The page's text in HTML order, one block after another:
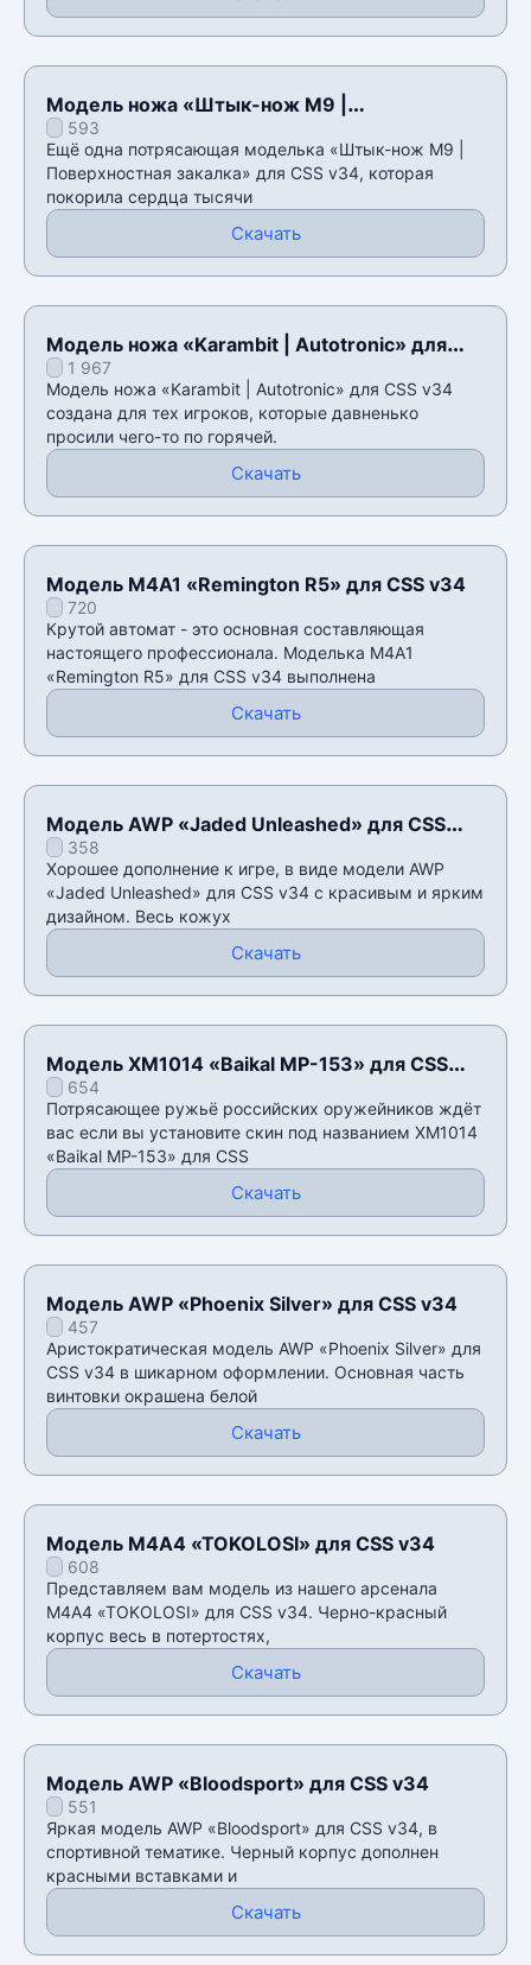
Модель ножа «Штык-нож M9 |
Поверхностная закалка» для CSS v34
593
Ещё одна потрясающая моделька «Штык-нож M9 |
Поверхностная закалка» для CSS v34, которая
покорила сердца тысячи
Скачать
Модель ножа «Karambit | Autotronic» для
CSS v34
1 967
Модель ножа «Karambit | Autotronic» для CSS v34
создана для тех игроков, которые давненько
просили чего-то по горячей.
Скачать
Модель M4A1 «Remington R5» для CSS v34
720
Крутой автомат - это основная составляющая
настоящего профессионала. Моделька M4A1
«Remington R5» для CSS v34 выполнена
Скачать
Модель AWP «Jaded Unleashed» для CSS
v34358
Хорошее дополнение к игре, в виде модели AWP
«Jaded Unleashed» для CSS v34 с красивым и ярким
дизайном. Весь кожух
Скачать
Модель XM1014 «Baikal MP-153» для CSS
v34654
Потрясающее ружьё российских оружейников ждёт
вас если вы установите скин под названием XM1014
«Baikal MP-153» для CSS
Скачать
Модель AWP «Phoenix Silver» для CSS v34
457
Аристократическая модель AWP «Phoenix Silver» для
CSS v34 в шикарном оформлении. Основная часть
винтовки окрашена белой
Скачать
Модель М4А4 «TOKOLOSI» для CSS v34
608
Представляем вам модель из нашего арсенала
М4А4 «TOKOLOSI» для CSS v34. Черно-красный
корпус весь в потертостях,
Скачать
Модель AWP «Bloodsport» для CSS v34
551
Яркая модель AWP «Bloodsport» для CSS v34, в
спортивной тематике. Черный корпус дополнен
красными вставками и
Скачать